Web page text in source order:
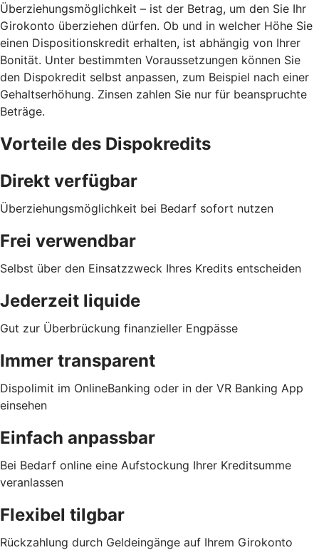
Überziehungsmöglichkeit – ist der Betrag, um den Sie Ihr
Girokonto überziehen dürfen. Ob und in welcher Höhe Sie
einen Dispositionskredit erhalten, ist abhängig von Ihrer
Bonität. Unter bestimmten Voraussetzungen können Sie
den Dispokredit selbst anpassen, zum Beispiel nach einer
Gehaltserhöhung. Zinsen zahlen Sie nur für beanspruchte
Beträge.
Vorteile des Dispokredits
Direkt verfügbar
Überziehungsmöglichkeit bei Bedarf sofort nutzen
Frei verwendbar
Selbst über den Einsatzzweck Ihres Kredits entscheiden
Jederzeit liquide
Gut zur Überbrückung finanzieller Engpässe
Immer transparent
Dispolimit im OnlineBanking oder in der VR Banking App
einsehen
Einfach anpassbar
Bei Bedarf online eine Aufstockung Ihrer Kreditsumme
veranlassen
Flexibel tilgbar
Rückzahlung durch Geldeingänge auf Ihrem Girokonto